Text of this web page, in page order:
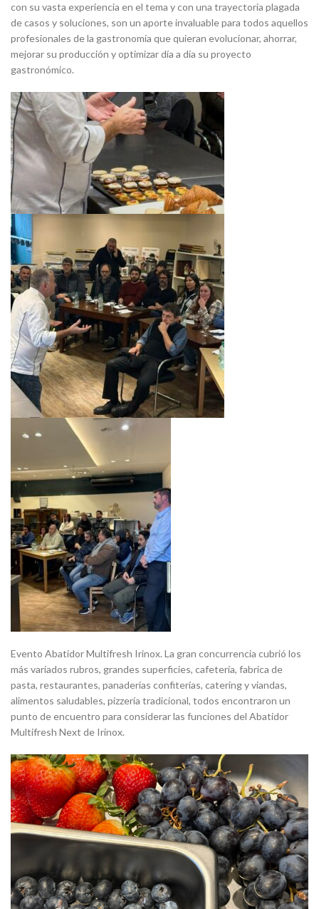
con su vasta experiencia en el tema y con una trayectoria plagada
de casos y soluciones, son un aporte invaluable para todos aquellos
profesionales de la gastronomía que quieran evolucionar, ahorrar,
mejorar su producción y optimizar día a día su proyecto
gastronómico.
Evento Abatidor Multifresh Irinox. La gran concurrencia cubrió los
más variados rubros, grandes superficies, cafetería, fabrica de
pasta, restaurantes, panaderías confiterías, catering y viandas,
alimentos saludables, pizzería tradicional, todos encontraron un
punto de encuentro para considerar las funciones del Abatidor
Multifresh Next de Irinox.